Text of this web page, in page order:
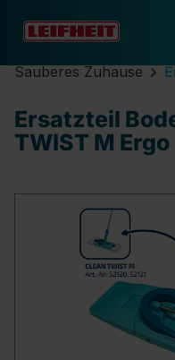
Zum Hauptinhalt springen
Sauberes Zuhause
Ersatzteil
TWIST M Ergo